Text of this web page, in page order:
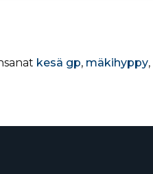
kesä gp, mäkihyppy,